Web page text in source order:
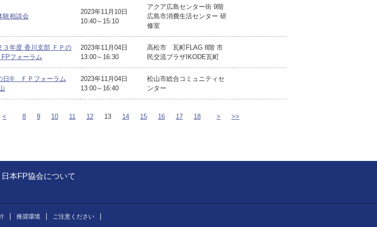
験相談会
2023年11月10日
10:40～15:10
アクア広島センター街 9階
広島市消費生活センター 研
修室
３年度 香川支部 ＦＰの
フォーラム
2023年11月04日
13:00～16:30
高松市 瓦町FLAG 8階 市
民交流プラザIKODE瓦町
日® ＦＰフォーラム
2023年11月04日
13:00～16:40
松山市総合コミュニティセ
ンター
< 8 9 10 11 12 13 14 15 16 17 18 > >>
日本FP協会について
推奨環境 ご注意ください